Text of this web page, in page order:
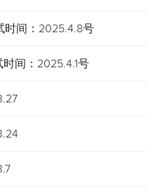
时间：2025.4.8号
时间：2025.4.1号